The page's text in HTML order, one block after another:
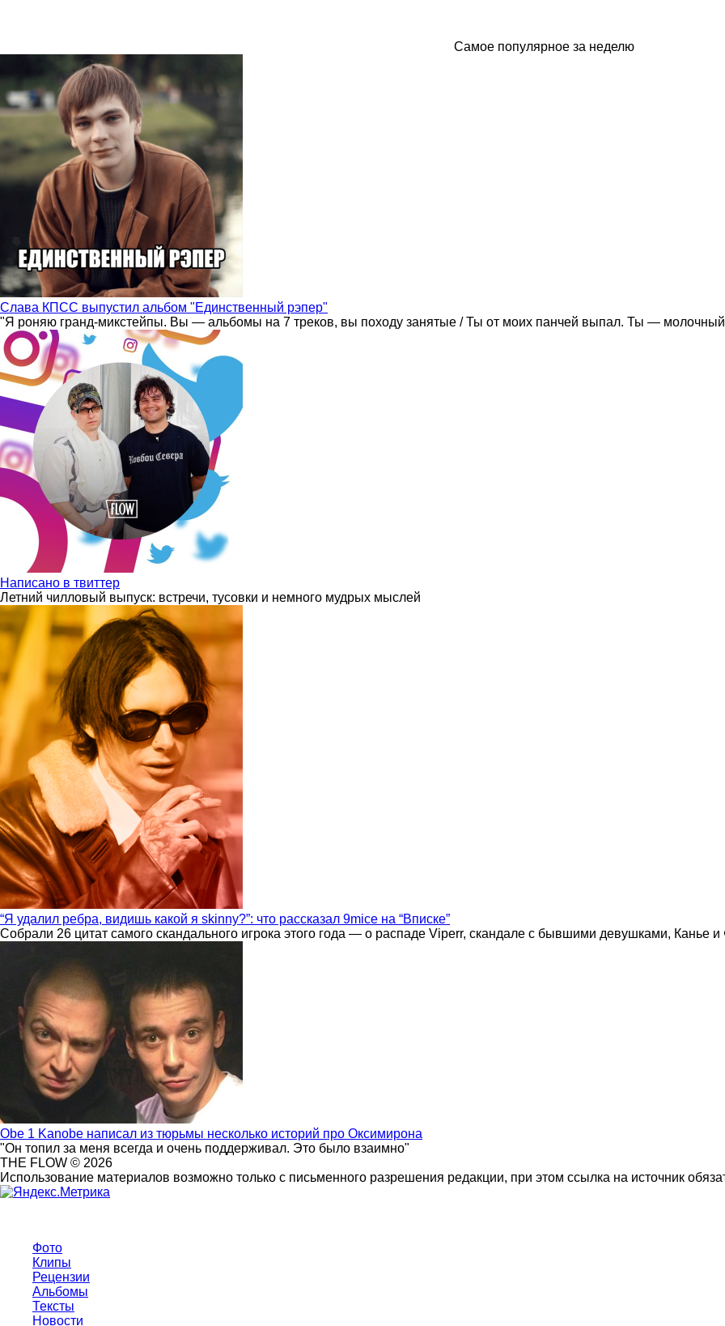
Самое популярное за неделю
Слава КПСС выпустил альбом "Единственный рэпер"
"Я роняю гранд-микстейпы. Вы — альбомы на 7 треков, вы походу занятые / Ты от моих панчей выпал. Ты —
Написано в твиттер
Летний чилловый выпуск: встречи, тусовки и немного мудрых мыслей
“Я удалил ребра, видишь какой я skinny?”: что рассказал 9mice на “Вписке”
Собрали 26 цитат самого скандального игрока этого года — о распаде Viperr, скандале с бывшими девушками, Канье
Obe 1 Kanobe написал из тюрьмы несколько историй про Оксимирона
"Он топил за меня всегда и очень поддерживал. Это было взаимно"
THE FLOW © 2026
Использование материалов возможно только с письменного разрешения редакции, при этом ссылка на источник
Фото
Клипы
Рецензии
Альбомы
Тексты
Новости